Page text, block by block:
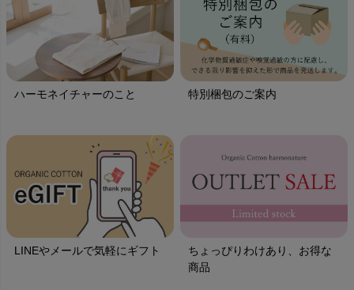
ハーモネイチャーのこと 特別梱包のご案内
LINEやメールで気軽にギフト
ちょっぴりわけあり、お得な
商品